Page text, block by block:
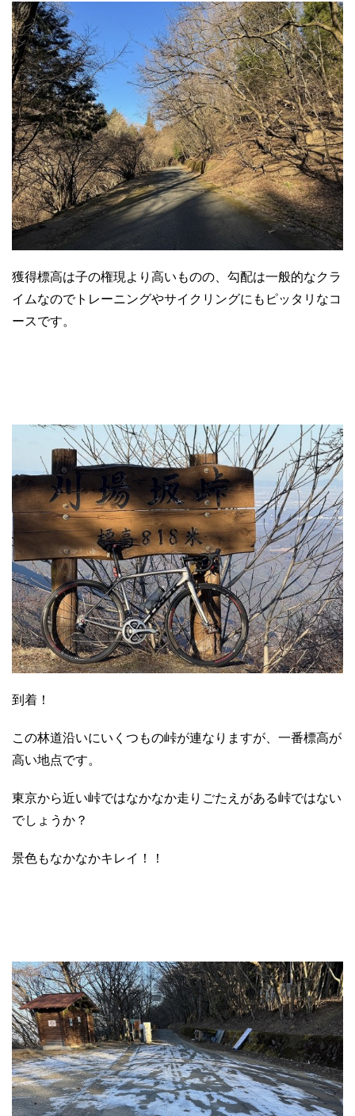
獲得標高は子の権現より高いものの、勾配は一般的なクラ
イムなのでトレーニングやサイクリングにもピッタリなコ
ースです。
到着！
この林道沿いにいくつもの峠が連なりますが、一番標高が
高い地点です。
東京から近い峠ではなかなか走りごたえがある峠ではない
でしょうか？
景色もなかなかキレイ！！